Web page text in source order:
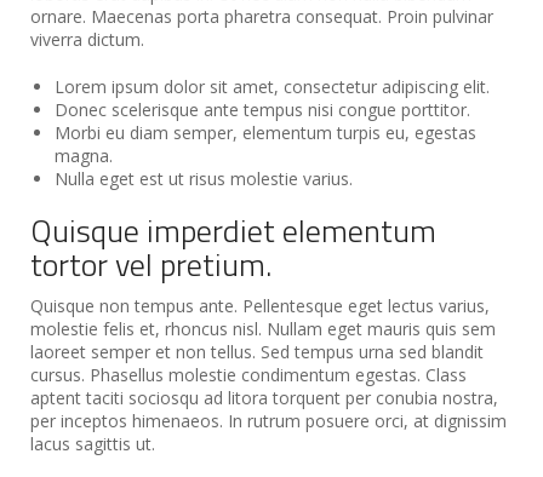
ornare. Maecenas porta pharetra consequat. Proin pulvinar
viverra dictum.
Lorem ipsum dolor sit amet, consectetur adipiscing elit.
Donec scelerisque ante tempus nisi congue porttitor.
Morbi eu diam semper, elementum turpis eu, egestas
magna.
Nulla eget est ut risus molestie varius.
Quisque imperdiet elementum
tortor vel pretium.
Quisque non tempus ante. Pellentesque eget lectus varius,
molestie felis et, rhoncus nisl. Nullam eget mauris quis sem
laoreet semper et non tellus. Sed tempus urna sed blandit
cursus. Phasellus molestie condimentum egestas. Class
aptent taciti sociosqu ad litora torquent per conubia nostra,
per inceptos himenaeos. In rutrum posuere orci, at dignissim
lacus sagittis ut.